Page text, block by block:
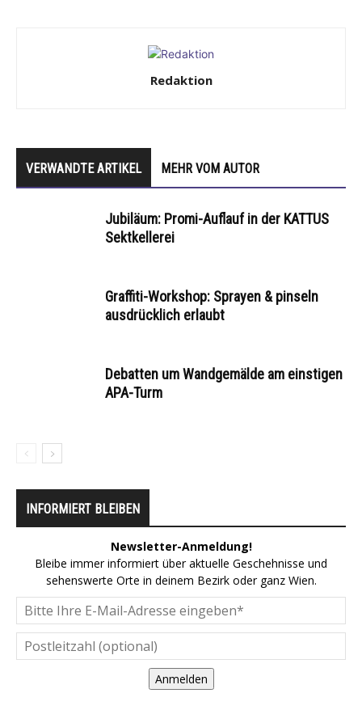
Redaktion
VERWANDTE ARTIKEL MEHR VOM AUTOR
Jubiläum: Promi-Auflauf in der KATTUS
Sektkellerei
Graffiti-Workshop: Sprayen & pinseln
ausdrücklich erlaubt
Debatten um Wandgemälde am einstigen
APA-Turm
INFORMIERT BLEIBEN
Newsletter-Anmeldung!
Bleibe immer informiert über aktuelle Geschehnisse und
sehenswerte Orte in deinem Bezirk oder ganz Wien.
Anmelden